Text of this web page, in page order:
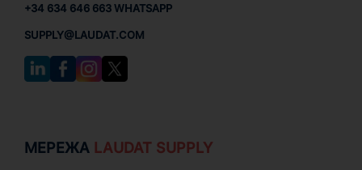
+34 634 646 663 WHATSAPP
SUPPLY@LAUDAT.COM
МЕРЕЖА LAUDAT SUPPLY